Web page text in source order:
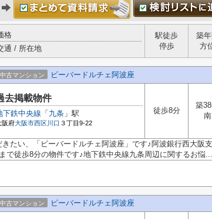
格
通 / 所在地
駅徒歩
停歩
築
方
中古マンション ビーバードルチェ阿波座
去掲載物件
下鉄中央線 「 九条 」駅
阪府大阪市西区 川口 ３丁目9-22
徒歩8分
築
南
たい、「ビーバードルチェ阿波座」です♪阿波銀行西大阪
で徒歩8分の物件です♪地下鉄中央線九条周辺に関するお悩...
中古マンション ビーバードルチェ阿波座